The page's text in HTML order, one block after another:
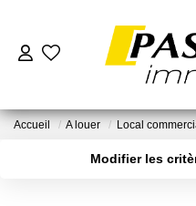
À La
Accueil A louer Local
Modifier les